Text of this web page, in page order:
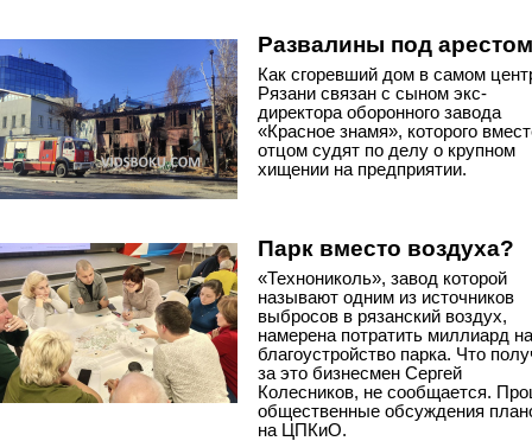
Развалины под арестом
Как сгоревший дом в самом
Рязани связан с сыном экс-
директора оборонного завода
«Красное знамя», которого
отцом судят по делу о крупном
хищении на предприятии.
Парк вместо воздуха?
«Технониколь», завод которой
называют одним из источников
выбросов в рязанский воздух,
намерена потратить миллиард на
благоустройство парка. Что
за это бизнесмен Сергей
Колесников, не сообщается.
общественные обсуждения
на ЦПКиО.